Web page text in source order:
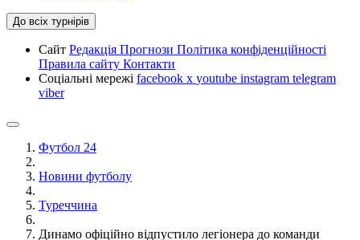
До всіх турнірів
Сайт Редакція Прогнози Політика конфіденційності
Правила сайту Контакти
Соціальні мережі facebook x youtube instagram telegram
viber
Футбол 24
Новини футболу
Туреччина
Динамо офіційно відпустило легіонера до команди